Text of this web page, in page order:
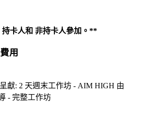
卡人和 非持卡人參加。**
用
獻: 2 天週末工作坊 - AIM HIGH 由
- 完整工作坊